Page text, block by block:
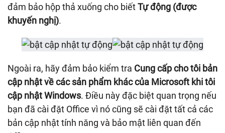
đảm bảo hộp thả xuống cho biếtTự động (được
khuyến nghị).
Ngoài ra, hãy đảm bảo kiểm tra Cung cấp cho tôi bản
cập nhật về các sản phẩm khác của Microsoft khi tôi
cập nhật Windows. Điều này đặc biệt quan trọng nếu
bạn đã cài đặt Office vì nó cũng sẽ cài đặt tất cả các
bản cập nhật tính năng và bảo mật liên quan đến